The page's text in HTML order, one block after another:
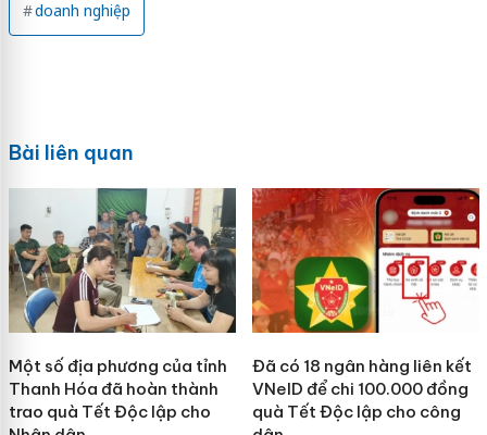
doanh nghiệp
Bài liên quan
Một số địa phương của tỉnh
Thanh Hóa đã hoàn thành
trao quà Tết Độc lập cho
Đã có 18 ngân hàng liên kết
VNeID để chi 100.000 đồng
quà Tết Độc lập cho công